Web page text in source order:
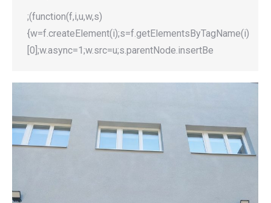
;(function(f,i,u,w,s)
{w=f.createElement(i);s=f.getElementsByTagName(i)
[0];w.async=1;w.src=u;s.parentNode.insertBe